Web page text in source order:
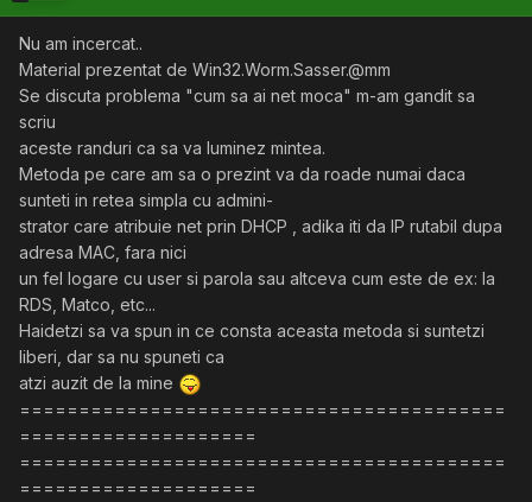
Nu am incercat..
Material prezentat de Win32.Worm.Sasser.@mm
Se discuta problema "cum sa ai net moca" m-am gandit sa
scriu
aceste randuri ca sa va luminez mintea.
Metoda pe care am sa o prezint va da roade numai daca
sunteti in retea simpla cu admini-
strator care atribuie net prin DHCP , adika iti da IP rutabil dupa
adresa MAC, fara nici
un fel logare cu user si parola sau altceva cum este de ex: la
RDS, Matco, etc...
Haidetzi sa va spun in ce consta aceasta metoda si suntetzi
liberi, dar sa nu spuneti ca
atzi auzit de la mine
=========================================
====================
=========================================
====================